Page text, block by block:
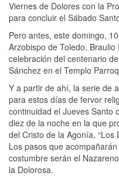
Viernes de Dolores con la
para concluir el Sábado
Pero antes, este domingo,
Arzobispo de Toledo,
celebración del centenario
Sánchez en el Templo
Y a partir de ahí, la serie de
para estos días de fervor
continuidad el Jueves Santo
diez de la noche en la que
del Cristo de la Agonía, “Los
Los pasos que
costumbre serán el
la Dolorosa.